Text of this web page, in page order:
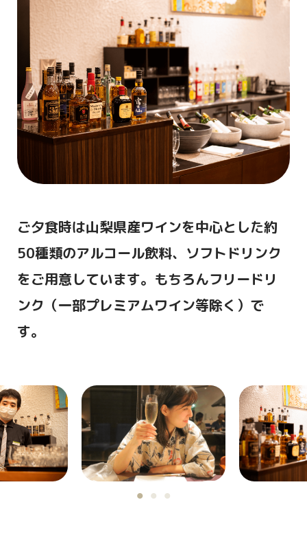
＜肉＞
A-5黒毛和牛モモ肉のプランチャ
季節温野菜とジャガイモのピューレ
大根おろしポン酢ソース
ゲランドの塩 わさび
＜デザート＞
国産栗を使用した
香り高い王道モンブラン
＜風＞
＜風プレミアム＞
肉料理「国産牛ヒレ肉のプランチャ・フォア
グラのロッシーニ風」
デザート「国産栗の香り高い王道モンブラ
ン・季節のソルベ・焼き菓子」
※「風」・「風プレミアム」は別プランのお
了承ください。
ご夕食時は山梨県産ワインを中心とした約
50種類のアルコール飲料、ソフトドリンク
をご用意しています。もちろんフリードリ
ンク（一部プレミアムワイン等除く）で
す。